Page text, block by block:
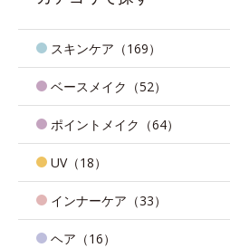
スキンケア（169）
ベースメイク（52）
ポイントメイク（64）
UV（18）
インナーケア（33）
ヘア（16）